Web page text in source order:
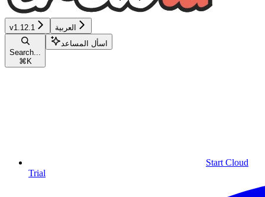
v1.12.1 العربية
Search...
⌘ K
اسأل المساعد
Start Cloud
Trial